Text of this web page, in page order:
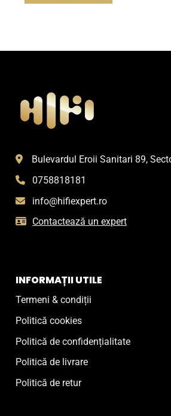
Bulevardul Eroii Sanitari 89,
0758818181
info@hifiexpert.ro
Contactează un expert
INFORMAȚII UTILE
Termeni & condiții
Politică cookies
Politică de confidențialitate
Politică de livrare
Politică de retur